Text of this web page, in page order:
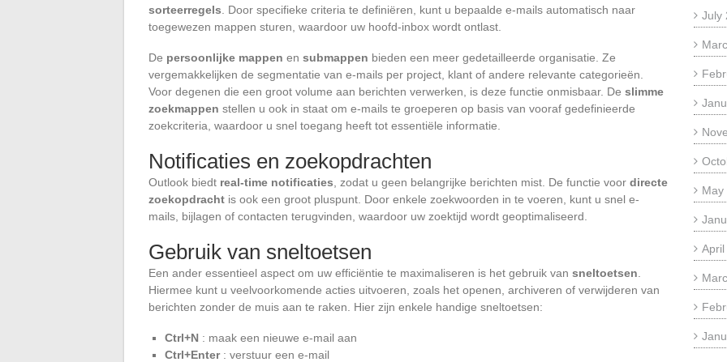
sorteerregels . Door specifieke criteria te definiëren, kunt u bepaalde e-mails automatisch naar
toegewezen mappen sturen, waardoor uw hoofd-inbox wordt ontlast.
De persoonlijke mappen en submappen bieden een meer gedetailleerde organisatie. Ze
vergemakkelijken de segmentatie van e-mails per project, klant of andere relevante categorieën.
Voor degenen die een groot volume aan berichten verwerken, is deze functie onmisbaar. De slimme
zoekmappen stellen u ook in staat om e-mails te groeperen op basis van vooraf gedefinieerde
zoekcriteria, waardoor u snel toegang heeft tot essentiële informatie.
Notificaties en zoekopdrachten
Outlook biedt real-time notificaties , zodat u geen belangrijke berichten mist. De functie voor directe
zoekopdracht is ook een groot pluspunt. Door enkele zoekwoorden in te voeren, kunt u snel e-
mails, bijlagen of contacten terugvinden, waardoor uw zoektijd wordt geoptimaliseerd.
Gebruik van sneltoetsen
Een ander essentieel aspect om uw efficiëntie te maximaliseren is het gebruik van sneltoetsen
Hiermee kunt u veelvoorkomende acties uitvoeren, zoals het openen, archiveren of verwijderen van
berichten zonder de muis aan te raken. Hier zijn enkele handige sneltoetsen:
Ctrl+N : maak een nieuwe e-mail aan
Ctrl+Enter: verstuur een e-mail
July
May